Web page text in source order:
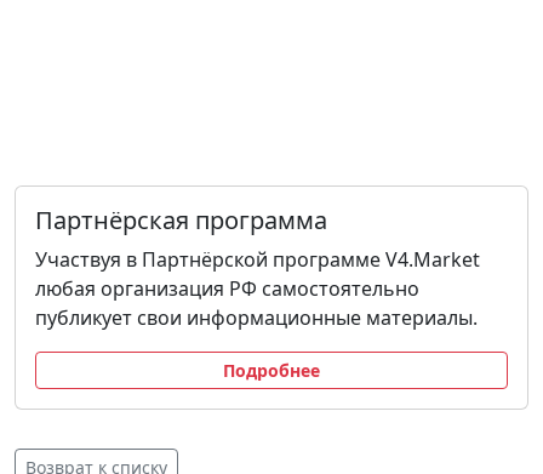
Партнёрская программа
Участвуя в Партнёрской программе V4.Market
любая организация РФ самостоятельно
публикует свои информационные материалы.
Подробнее
Возврат к списку